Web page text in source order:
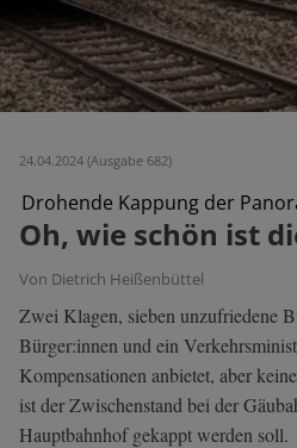
24.04.2024 (Ausgabe 682)
Drohende Kappung der
Oh, wie schön ist
Von Dietrich Heißenbüttel
Zwei Klagen, sieben unzufriedene
Bürger:innen und ein
Kompensationen anbietet, aber
ist der Zwischenstand bei der
Hauptbahnhof gekappt werden soll.